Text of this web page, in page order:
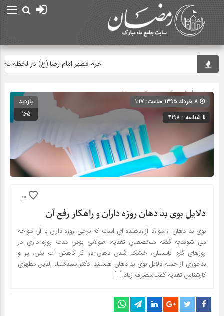
حرم مطهر امام رضا (ع) در لحظه تحویل
صفحه اصلی» گروه » دسته‌بندی نشده
شناسه : 4198
بازدید
165
3
دلایل بوی بد دهان روزه داران و راهکار رفع آن
بوی بد دهان از موارد آزاردهنده ای است که برخی روزه داران با آن مواجه
می شوند؛به گفته متخصصان تغذیه، طولانی بودن مدت روزه داری در
روزهای گرم تابستان، خشک شدن دهان در اثر کاهش آب بدن، پر و
بدخوری از جمله دلایل بوی بد دهان هستند. دکتر سیدضیاء الدین مظهری
کارشناس تغذیه گفت:مصرف زیاد […]